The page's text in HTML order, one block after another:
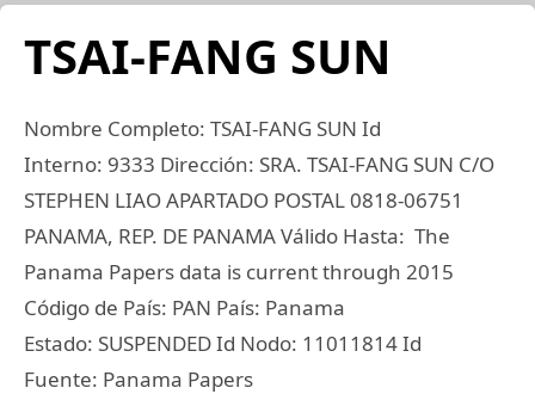
TSAI-FANG SUN
Nombre Completo: TSAI-FANG SUN Id
Interno: 9333 Dirección: SRA. TSAI-FANG SUN C/O
STEPHEN LIAO APARTADO POSTAL 0818-06751
PANAMA, REP. DE PANAMA Válido Hasta: The
Panama Papers data is current through 2015
Código de País: PAN País: Panama
Estado: SUSPENDED Id Nodo: 11011814 Id
Fuente: Panama Papers